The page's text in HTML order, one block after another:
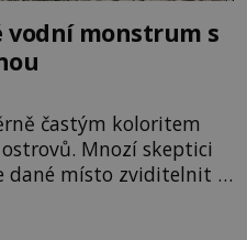
vodní monstrum s
častým koloritem
Mnozí skeptici
dané místo zviditelnit a
záhadám